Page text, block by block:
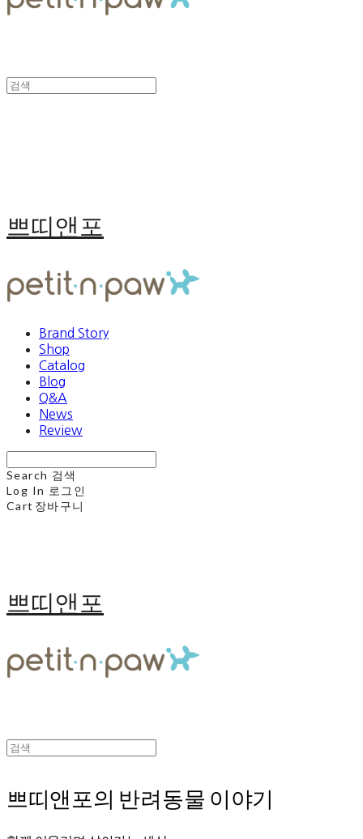
쁘띠앤포
Brand Story
Shop
Catalog
Blog
Q&A
News
Review
Search 검색
Log In 로그인
Cart 장바구니
쁘띠앤포
쁘띠앤포의 반려동물 이야기